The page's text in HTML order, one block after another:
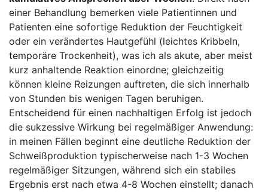
einer Behandlung bemerken viele Patientinnen⁢ und
⁣Patienten eine ⁢sofortige Reduktion der Feuchtigkeit
oder ein ⁢verändertes Hautgefühl ⁣(leichtes Kribbeln,
⁢temporäre‌ Trockenheit), was ich als akute, ​aber⁣ meist
kurz ⁤anhaltende Reaktion ⁣einordne; gleichzeitig
können kleine ⁣Reizungen‍ auftreten, die‍ sich innerhalb
von Stunden bis wenigen Tagen ‍beruhigen.
Entscheidend‍ für ⁣einen nachhaltigen⁤ Erfolg ist jedoch
⁣die sukzessive Wirkung bei regelmäßiger Anwendung:⁣
in ​meinen Fällen ⁤beginnt eine deutliche Reduktion‌ der
Schweißproduktion typischerweise nach ‍1-3 Wochen
regelmäßiger Sitzungen,⁢ während sich⁢ ein ⁢stabiles
Ergebnis ⁤erst ‌nach etwa 4-8 Wochen einstellt; danach